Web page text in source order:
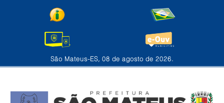
São Mateus-ES, 08 de agosto de 2026.